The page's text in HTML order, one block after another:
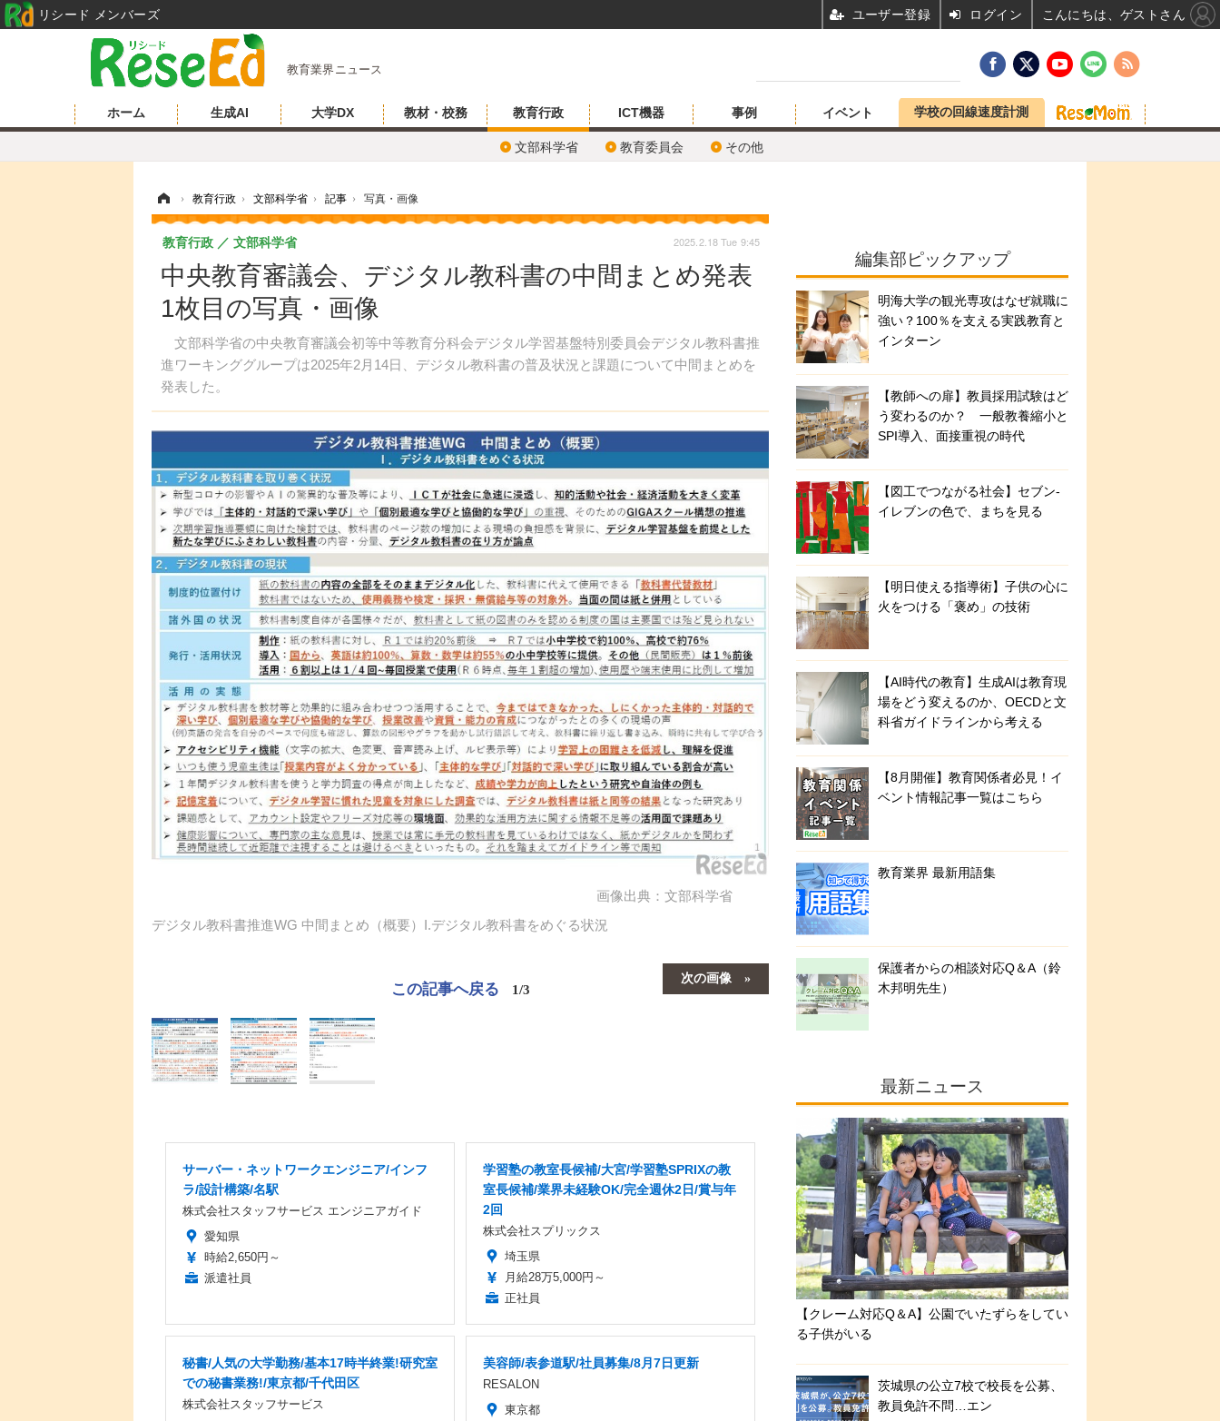
教育業界ニュース
ホーム 生成AI 大学DX 教材・校務 教育行政
文部科学省 教育委員会 その他
ICT機器 事例 イベント 学校の回線速度計測
› 教育行政 › 文部科学省 › 記事 › 写真・画像
中央教育審議会、デジタル教科書の中間まとめ発表
1枚目の写真・画像
文部科学省の中央教育審議会初等中等教育分科会デジタル学習基盤特別委員会デジタル教科書推
進ワーキンググループは2025年2月14日、デジタル教科書の普及状況と課題について中間まとめを
発表した。
教育行政 文部科学省 2025.2.18 Tue 9:45
画像出典：文部科学省
デジタル教科書推進WG 中間まとめ（概要）I.デジタル教科書をめぐる状況
次の画像
この記事へ戻る 1/3
サーバー・ネットワークエンジニア/インフ
ラ/設計構築/名駅
株式会社スタッフサービス エンジニアガイド
愛知県
時給2,650円～
派遣社員
学習塾の教室長候補/大宮/学習塾SPRIXの教
室長候補/業界未経験OK/完全週休2日/賞与年
2回
株式会社スプリックス
埼玉県
月給28万5,000円～
正社員
秘書/人気の大学勤務/基本17時半終業!研究室
での秘書業務!/東京都/千代田区
株式会社スタッフサービス
美容師/表参道駅/社員募集/8月7日更新
RESALON
東京都
編集部ピックアップ
明海大学の観光専攻はなぜ就職に
強い？100％を支える実践教育と
インターン
【教師への扉】教員採用試験はど
う変わるのか？ 一般教養縮小と
SPI導入、面接重視の時代
【図工でつながる社会】セブン‐
イレブンの色で、まちを見る
【明日使える指導術】子供の心に
火をつける「褒め」の技術
【AI時代の教育】生成AIは教育現
場をどう変えるのか、OECDと文
科省ガイドラインから考える
【8月開催】教育関係者必見！イ
ベント情報記事一覧はこちら
教育業界 最新用語集
保護者からの相談対応Q＆A（鈴
木邦明先生）
最新ニュース
【クレーム対応Q＆A】公園でいたずらをしてい
る子供がいる
茨城県の公立7校で校長を公募、
教員免許不問…エン
リシード メンバーズ ユーザー登録 ログイン こんにちは、ゲストさん